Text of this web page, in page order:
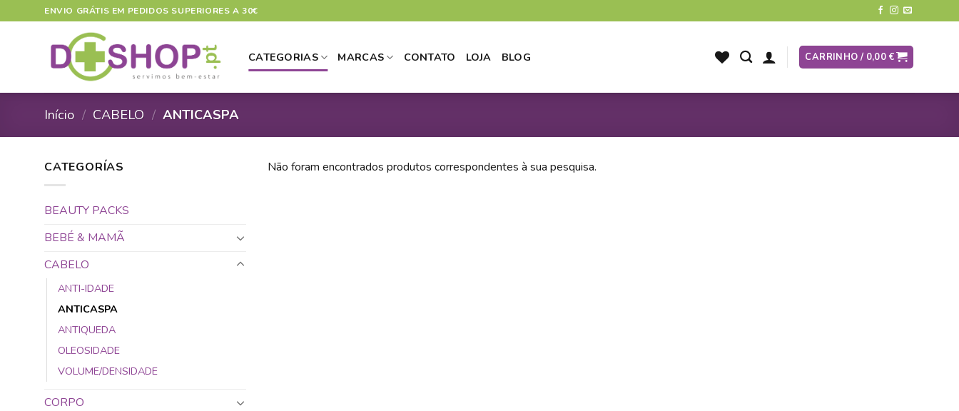
to
ENVIO GRÁTIS EM PEDIDOS SUPERIORES A 30€
CATEGORIAS MARCAS CONTATO LOJA BLOG CARRINHO / 0,00 €
Início / CABELO / ANTICASPA
CATEGORÍAS
BEAUTY PACKS
BEBÉ & MAMÃ
CABELO
ANTI-IDADE
ANTICASPA
ANTIQUEDA
OLEOSIDADE
VOLUME/DENSIDADE
CORPO
Não foram encontrados produtos correspondentes à sua pesquisa.